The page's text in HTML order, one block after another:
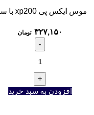
موس ایکس پی xp200 با سیم
۳۲۷,۱۵۰ تومان
افزودن به سبد خرید